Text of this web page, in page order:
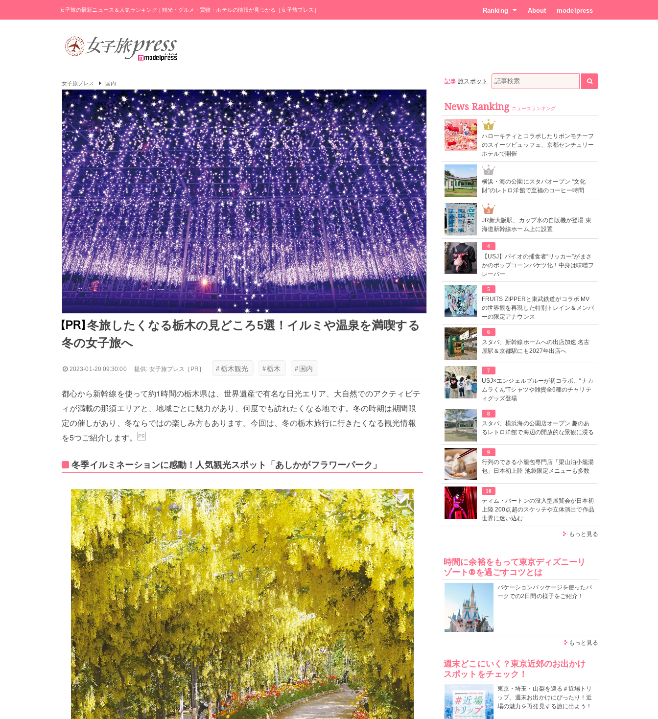
女子旅の最新ニュース＆人気ランキング | 観光・グルメ・買物・ホテルの情報が見つかる［女子旅プレス］ Ranking About modelpress
女子旅プレス 国内
冬旅したくなる栃木の見どころ5選！イルミや温泉を満喫する
冬の女子旅へ
2023-01-20 09:30:00 提供: 女子旅プレス ［PR］ # 栃木観光 #栃木 # 国内
都心から新幹線を使って約1時間の栃木県は、世界遺産で有名な日光エリア、大自然でのアクティビテ
ィが満載の那須エリアと、地域ごとに魅力があり、何度でも訪れたくなる地です。冬の時期は期間限
定の催しがあり、冬ならではの楽しみ方もあります。今回は、冬の栃木旅行に行きたくなる観光情報
を5つご紹介します。
冬季イルミネーションに感動！人気観光スポット「あしかがフラワーパーク」
記事 旅スポット
News Ranking ニュースランキング
1
ハローキティとコラボしたリボンモチーフ
のスイーツビュッフェ、京都センチュリー
ホテルで開催
2
横浜・海の公園にスタバオープン “文化
財”のレトロ洋館で至福のコーヒー時間
3
JR新大阪駅、カップ氷の自販機が登場 東
海道新幹線ホーム上に設置
4
【USJ】バイオの捕食者“リッカー”がまさ
かのポップコーンバケツ化！中身は味噌フ
レーバー
5
FRUITS ZIPPERと東武鉄道がコラボ MV
の世界観を再現した特別トレイン＆メンバ
ーの限定アナウンス
6
スタバ、新幹線ホームへの出店加速 名古
屋駅＆京都駅にも2027年出店へ
7
USJ×エンジェルブルーが初コラボ、“ナカ
ムラくん”Tシャツや雑貨全6種のチャリテ
ィグッズ登場
8
スタバ、横浜海の公園店オープン 趣のあ
るレトロ洋館で海辺の開放的な景観に浸る
9
行列のできる小籠包専門店「梁山泊小籠湯
包」日本初上陸 池袋限定メニューも多数
10
ティム・バートンの没入型展覧会が日本初
上陸 200点超のスケッチや立体演出で作品
世界に迷い込む
もっと見る
時間に余裕をもって東京ディズニーリ
ゾート®を過ごすコツとは
バケーションパッケージを使ったパ
ークでの2日間の様子をご紹介！
もっと見る
週末どこにいく？東京近郊のお出かけ
スポットをチェック！
東京・埼玉・山梨を巡る＃近場トリ
ップ。週末お出かけにぴったり！近
場の魅力を再発見する旅に出よう！